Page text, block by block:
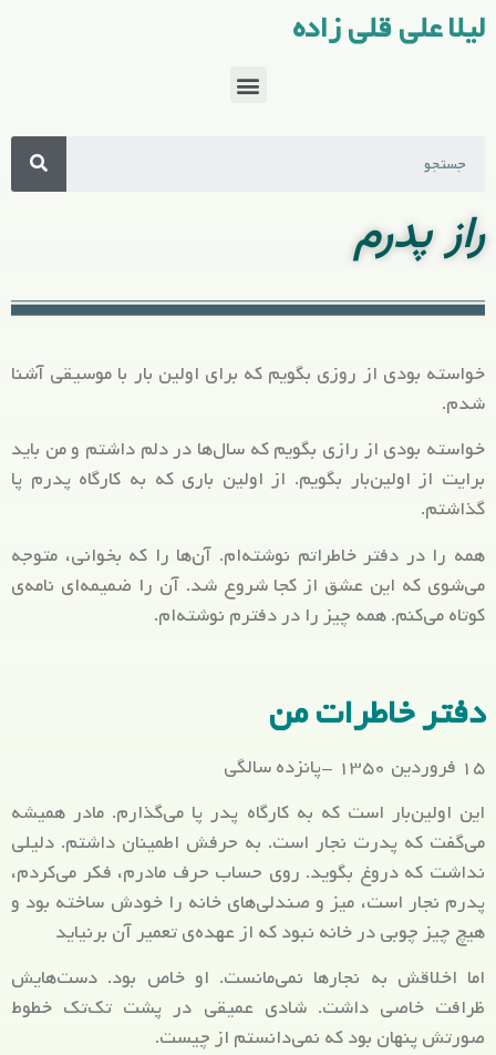
لیلا علی قلی زاده
راز پدرم
خواسته بودی از روزی بگویم که برای اولین بار با موسیقی آشنا
شدم.
خواسته بودی از رازی بگویم که سال‌ها در دلم داشتم و من باید
برایت از اولین‌بار بگویم. از اولین باری که به کارگاه پدرم پا
گذاشتم.
همه را در دفتر خاطراتم نوشته‌ام. آن‌ها را که بخوانی، متوجه
می‌شوی که این عشق از کجا شروع شد. آن را ضمیمه‌ای نامه‌ی
کوتاه می‌کنم. همه چیز را در دفترم نوشته‌ام.
دفتر خاطرات من
۱۵ فروردین ۱۳۵۰ -پانزده سالگی
این اولین‌بار است که به کارگاه پدر پا می‌گذارم. مادر همیشه
می‌گفت که پدرت نجار است. به حرفش اطمینان داشتم. دلیلی
نداشت که دروغ بگوید. روی حساب حرف مادرم، فکر می‌کردم،
پدرم نجار است، میز و صندلی‌های خانه را خودش ساخته بود و
هیچ چیز چوبی در خانه نبود که از عهده‌ی تعمیر آن برنیاید
اما اخلاقش به نجارها نمی‌مانست. او خاص بود. دست‌هایش
ظرافت خاصی داشت. شادی عمیقی در پشت تک‌تک خطوط
صورتش پنهان بود که نمی‌دانستم از چیست.